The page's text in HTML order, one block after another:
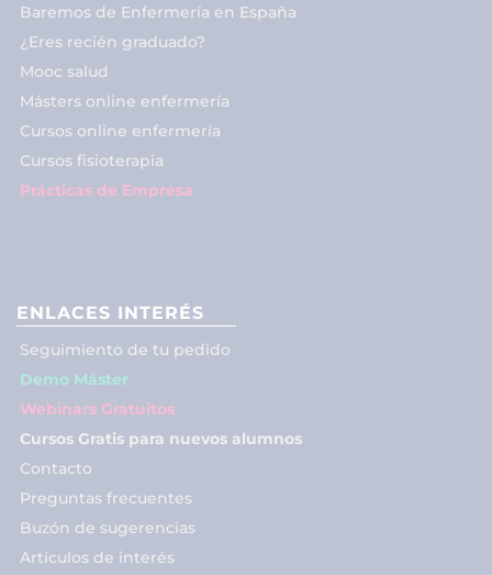
Baremos de Enfermería en España
¿Eres recién graduado?
Mooc salud
Másters online enfermería
Cursos online enfermería
Cursos fisioterapia
Prácticas de Empresa
ENLACES INTERÉS
Seguimiento de tu pedido
Demo Máster
Webinars Gratuitos
Cursos Gratis para nuevos alumnos
Contacto
Preguntas frecuentes
Buzón de sugerencias
Artículos de interés